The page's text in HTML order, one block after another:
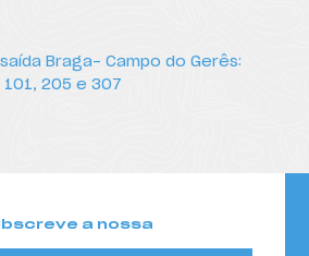
Braga- Campo do Gerês:
205 e 307
a nossa